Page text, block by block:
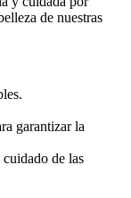
de nuestras
garantizar la
de las